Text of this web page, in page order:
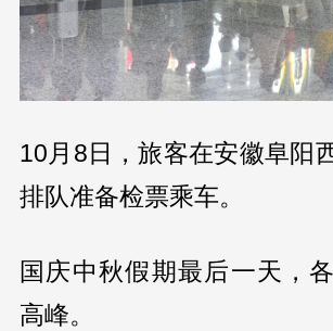
10月8日，旅客在安徽阜阳
排队准备检票乘车。
国庆中秋假期最后一天，
高峰。